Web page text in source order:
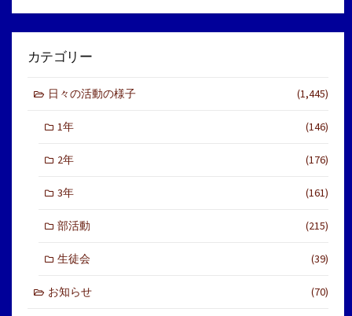
カテゴリー
日々の活動の様子 (1,445)
1年 (146)
2年 (176)
3年 (161)
部活動 (215)
生徒会 (39)
お知らせ (70)